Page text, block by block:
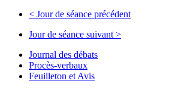
< Jour de séance précédent
Jour de séance suivant >
Journal des débats
Procès-verbaux
Feuilleton et Avis